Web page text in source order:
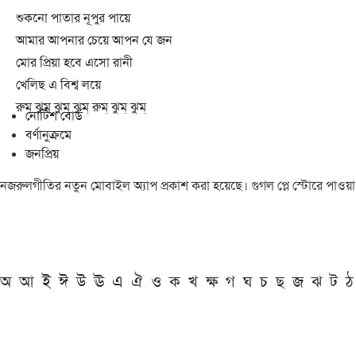
শুকনো পাতার নূপুর পায়ে
আমার আপনার চেয়ে আপন যে জন
মোর প্রিয়া হবে এসো রানী
খেলিছ এ বিশ্ব লয়ে
রুম্ ঝুম্ ঝুম্ ঝুম্ রুম্ ঝুম্ ঝুম্
নোটিশ বোর্ড
বর্ণানুক্রমে
জনপ্রিয়
নজরুলগীতির নতুন মোবাইল অ্যাপ প্রকাশ করা হয়েছে। গুগল প্লে স্টোরে
অ আ ই ঈ উ ঊ এ ঐ ও ক খ ক্ষ গ ঘ চ ছ জ ঝ ট ঠ